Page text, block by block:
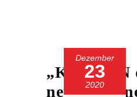
Dezember
23
2020
„KOHNEN
neuer